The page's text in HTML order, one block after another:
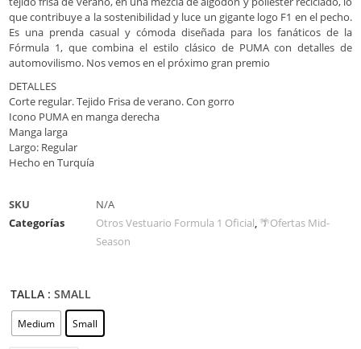
que contribuye a la sostenibilidad y luce un gigante logo F1 en el pecho.
Es una prenda casual y cómoda diseñada para los fanáticos de la
Fórmula 1, que combina el estilo clásico de PUMA con detalles de
automovilismo. Nos vemos en el próximo gran premio
DETALLES
Corte regular. Tejido Frisa de verano. Con gorro
Icono PUMA en manga derecha
Manga larga
Largo: Regular
Hecho en Turquía
SKU
N/A
Categorías
Otros Vestuario Formula 1 Oficial, 🌴Ofertas Mid-
Season
TALLA : SMALL
Medium Small